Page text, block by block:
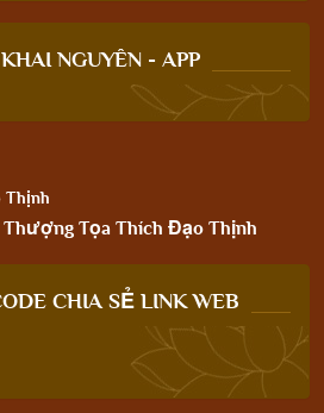
NGUYÊN - APP
Thịnh
Tọa Thích Đạo Thịnh
CHIA SẺ LINK WEB